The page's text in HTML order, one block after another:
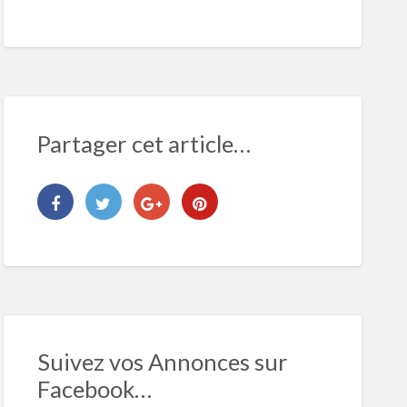
Partager cet article…
Suivez vos Annonces sur
Facebook…